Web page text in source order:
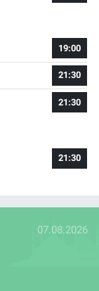
19:00
21:30
21:30
21:30
07.08.2026